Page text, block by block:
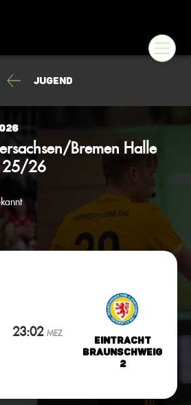
Jugend
Bremen Halle
25/26
23:02 MEZ
Eintracht
Braunschweig
2